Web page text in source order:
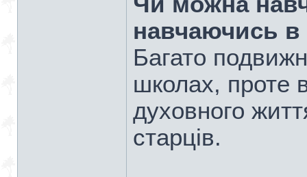
навчаючись в
Багато
школах, проте
духовного
старців.